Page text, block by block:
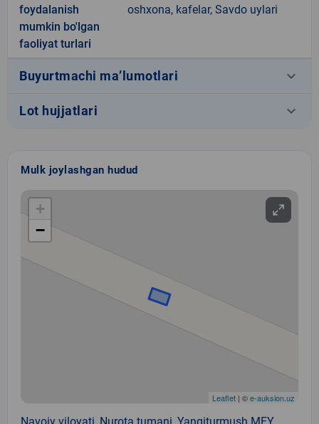
foydalanish
mumkin bo'lgan
faoliyat turlari
oshxona, kafelar, Savdo uylari
Buyurtmachi ma’lumotlari keyboard_arrow_down
Lot hujjatlari keyboard_arrow_down
Mulk joylashgan hudud
+
−
Leaflet | ©e-auksion.uz